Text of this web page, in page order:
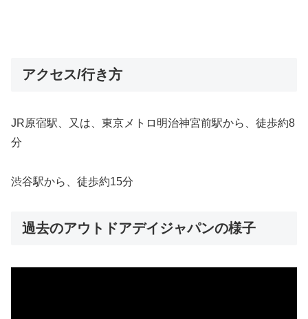
アクセス/行き方
JR原宿駅、又は、東京メトロ明治神宮前駅から、徒歩約8
分
渋谷駅から、徒歩約15分
過去のアウトドアデイジャパンの様子